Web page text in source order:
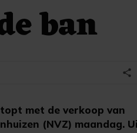
ban
met de verkoop van
(NVZ) maandag.
share